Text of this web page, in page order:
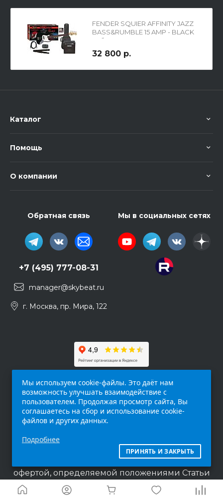
FENDER SQUIER AFFINITY JAZZ
BASS&RUMBLE 15 AMP - BLACK
набор
32 800 р.
Каталог
Помощь
О компании
Обратная связь
+7 (495) 777-08-31
manager@skybeat.ru
г. Москва, пр. Мира, 122
Мы в социальных сетях
интернет-сайт (
исключительно информационный характер и
ни при каких условиях не является публичной
офертой, определяемой положениями Статьи
437 п.2 Гражданского кодекса Российской
Федерации.
Мы используем cookie-файлы. Это даёт нам
возможность улучшать взаимодействие с
пользователем. Продолжая просмотр сайта, Вы
соглашаетесь на сбор и использование cookie-
файлов и других данных.
Подробнее
ПРИНЯТЬ И ЗАКРЫТЬ